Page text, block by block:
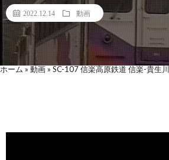
2022.12.14 動画
ホーム » 動画 » SC-107 信楽高原鉄道 信楽-貴生川